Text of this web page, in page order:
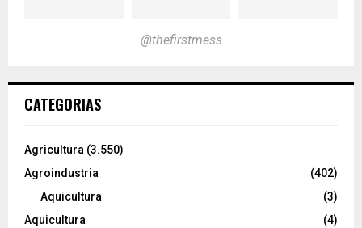
@thefirstmess
CATEGORIAS
Agricultura (3.550)
Agroindustria
(402)
Aquicultura
(3)
Aquicultura
(4)